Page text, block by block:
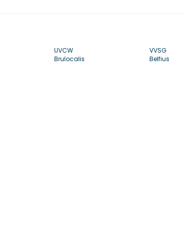
UVCW
Brulocalis
VVSG
Belfius